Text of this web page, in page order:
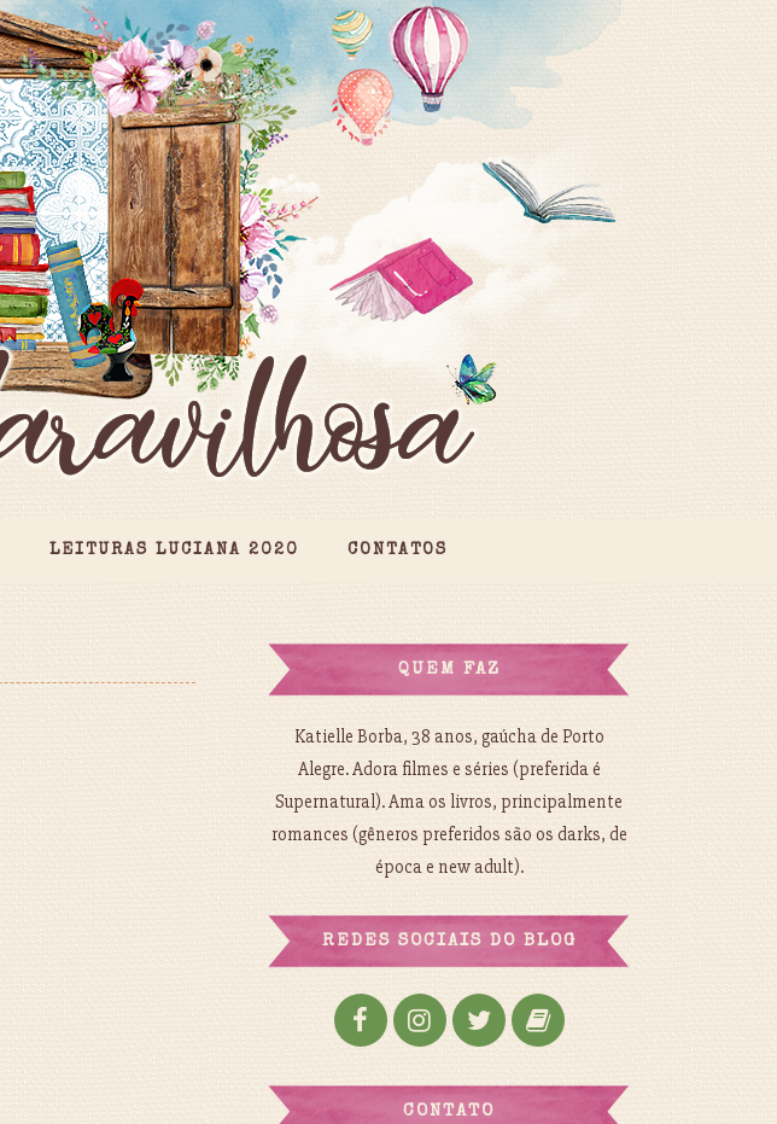
LEITURAS LUCIANA 2020 CONTATOS
QUEM FAZ
Katielle Borba, 38 anos, gaúcha de Porto
Alegre. Adora filmes e séries (preferida é
Supernatural). Ama os livros, principalmente
romances (gêneros preferidos são os darks, de
época e new adult).
REDES SOCIAIS DO BLOG
CONTATO